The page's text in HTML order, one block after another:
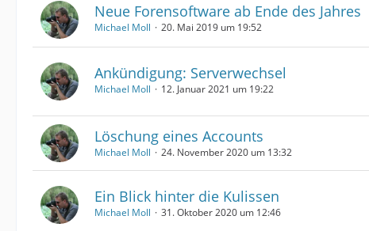
Neue Forensoftware ab Ende des Jahres
Michael Moll 20. Mai 2019 um 19:52
Ankündigung: Serverwechsel
Michael Moll 12. Januar 2021 um 19:22
Löschung eines Accounts
Michael Moll 24. November 2020 um 13:32
Ein Blick hinter die Kulissen
Michael Moll 31. Oktober 2020 um 12:46